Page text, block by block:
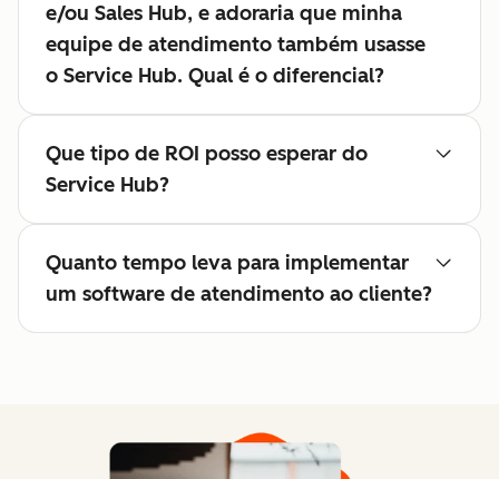
e/ou Sales Hub, e adoraria que minha
equipe de atendimento também usasse
o Service Hub. Qual é o diferencial?
Que tipo de ROI posso esperar do
Service Hub?
Quanto tempo leva para implementar
um software de atendimento ao cliente?